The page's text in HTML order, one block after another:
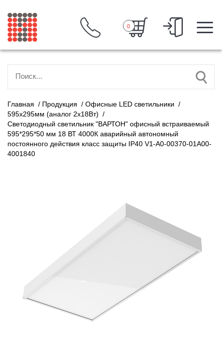
0
Главная / Продукция / Офисные LED светильники /
595х295мм (аналог 2х18Вт) /
Светодиодный светильник "ВАРТОН" офисный встраиваемый
595*295*50 мм 18 ВТ 4000К аварийный автономный
постоянного действия класс защиты IP40 V1-A0-00370-01A00-
4001840